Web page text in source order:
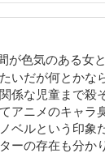
が色気のある女
いだが何とかな
係な児童まで殺
アニメのキャラ
ベルという印象
ーの存在も分か